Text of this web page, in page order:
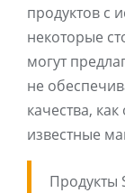
продуктов с
некоторые
могут
не
качества,
известные
Продукты